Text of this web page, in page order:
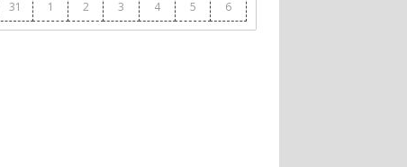
31
1 2 3 4 5 6